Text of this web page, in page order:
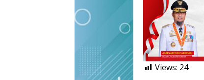
Views: 24